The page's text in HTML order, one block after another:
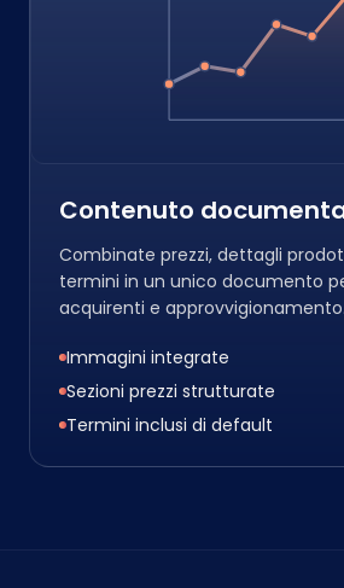
Contenuto
Combinate prezzi, dettagli
termini in un unico documento
acquirenti e approvvigionamento.
Immagini integrate
Sezioni prezzi strutturate
Termini inclusi di default